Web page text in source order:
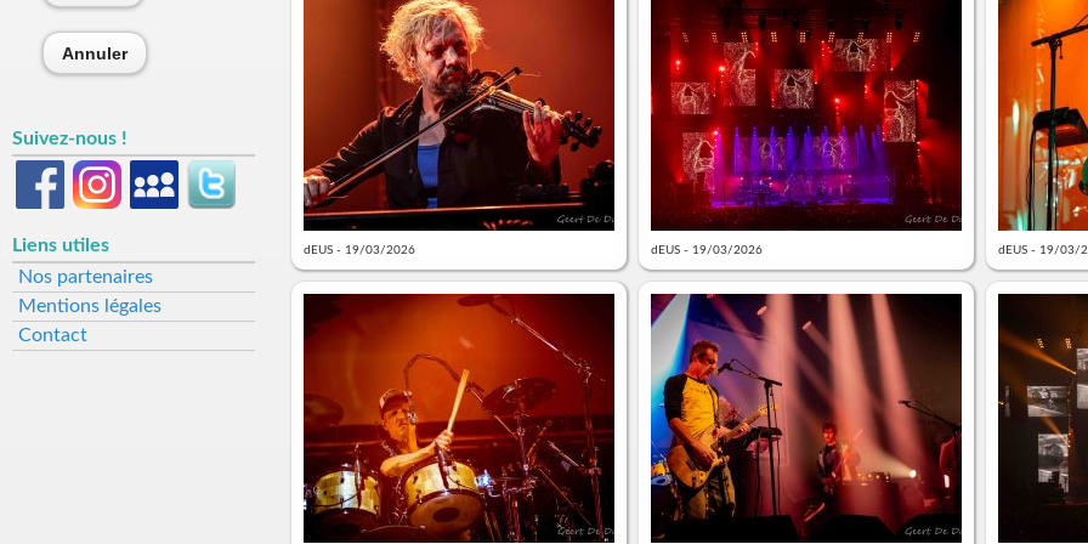
Annuler
Suivez-nous !
Liens utiles
Nos partenaires
Mentions légales
Contact
dEUS - 19/03/2026 dEUS - 19/03/2026 dEUS - 19/03/